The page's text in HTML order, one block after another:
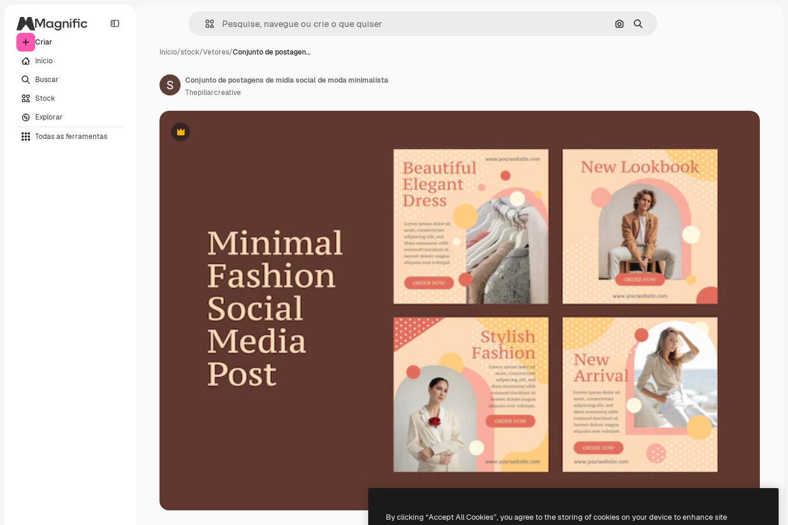
Criar
Início
Buscar
Stock
Explorar
Todas as ferramentas
Pesquisar por imagem
Buscar
Início/stock/Vetores/Conjunto de postagen…
Premium
Conjunto de postagens de mídia social de moda minimalista
Thepillarcreative
By clicking “Accept All Cookies”, you agree to the storing of cookies on your device to enhance site